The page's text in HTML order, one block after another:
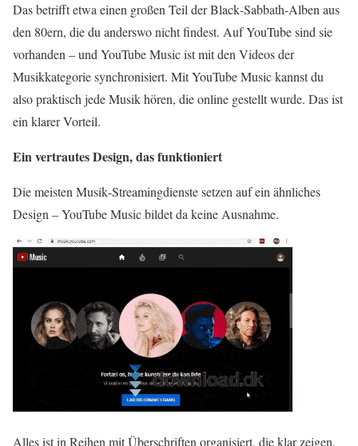
Das betrifft etwa einen großen Teil der Black‑Sabbath‑Alben aus
den 80ern, die du anderswo nicht findest. Auf YouTube sind sie
vorhanden – und YouTube Music ist mit den Videos der
Musikkategorie synchronisiert. Mit YouTube Music kannst du
also praktisch jede Musik hören, die online gestellt wurde. Das ist
ein klarer Vorteil.
Ein vertrautes Design, das funktioniert
Die meisten Musik‑Streamingdienste setzen auf ein ähnliches
Design – YouTube Music bildet da keine Ausnahme.
Alles ist in Reihen mit Überschriften organisiert, die klar zeigen,